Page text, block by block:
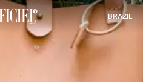
BRAZIL